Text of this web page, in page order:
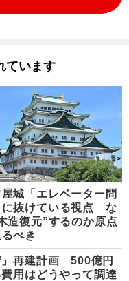
ています
城「エレベーター問
に抜けている視点 な
造復元”するのか原点
べき
」再建計画 500億円
用はどうやって調達